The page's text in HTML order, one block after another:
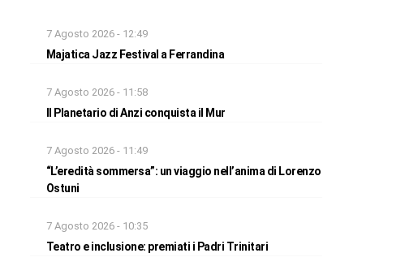
7 Agosto 2026 - 12:49
Majatica Jazz Festival a Ferrandina
7 Agosto 2026 - 11:58
Il Planetario di Anzi conquista il Mur
7 Agosto 2026 - 11:49
“L’eredità sommersa”: un viaggio nell’anima di Lorenzo
Ostuni
7 Agosto 2026 - 10:35
Teatro e inclusione: premiati i Padri Trinitari